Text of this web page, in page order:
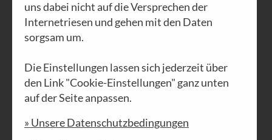
uns dabei nicht auf die Versprechen der
Internetriesen und gehen mit den Daten
sorgsam um.
Die Einstellungen lassen sich jederzeit über
den Link "Cookie-Einstellungen" ganz unten
auf der Seite anpassen.
» Unsere Datenschutzbedingungen